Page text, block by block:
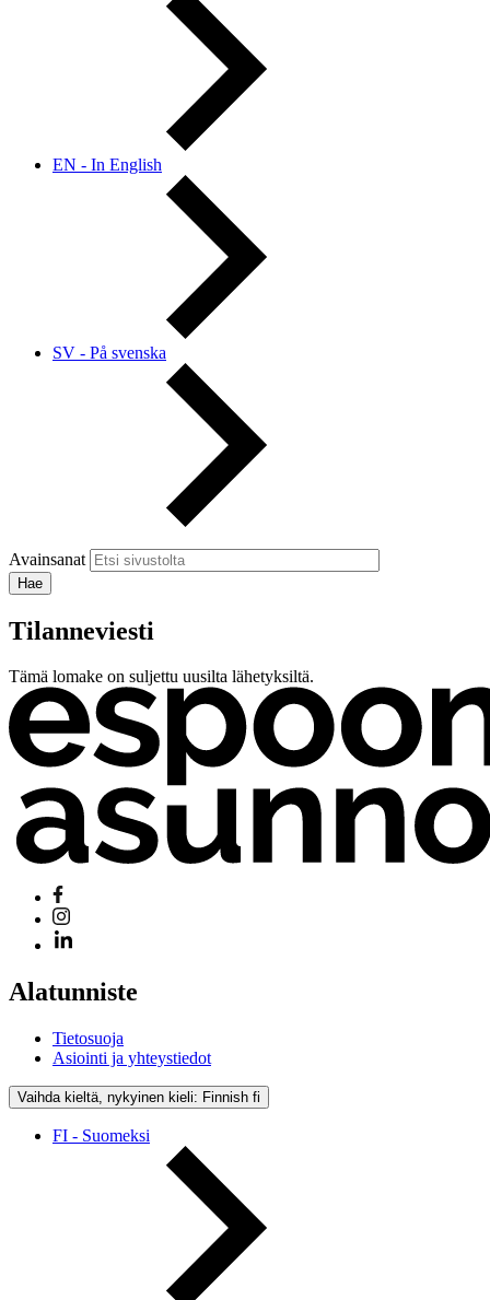
EN - In English
SV - På svenska
Avainsanat
Tilanneviesti
Tämä lomake on suljettu uusilta lähetyksiltä.
Alatunniste
Tietosuoja
Asiointi ja yhteystiedot
Vaihda kieltä, nykyinen kieli: Finnish fi
FI - Suomeksi